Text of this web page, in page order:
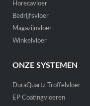
Horecavloer
Bedrijfsvloer
Magazijnvloer
Winkelvloer
ONZE SYSTEMEN
DuraQuartz Troffelvloer
EP Coatingvloeren